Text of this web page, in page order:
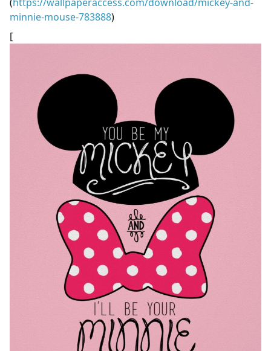
minnie-mouse-783888)
[